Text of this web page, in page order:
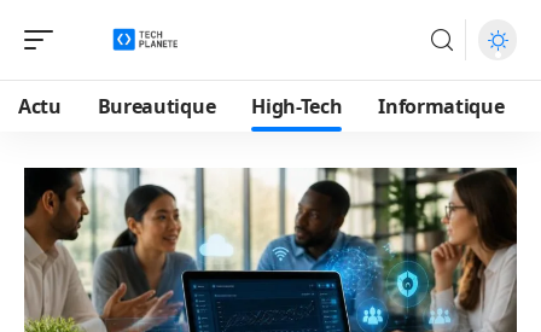
Actu Bureautique High-Tech Informatique